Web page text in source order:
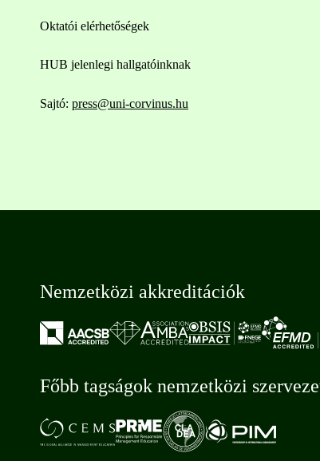
Oktatói elérhetőségek
HUB jelenlegi hallgatóinknak
Sajtó: press@uni-corvinus.hu
Nemzetközi akkreditációk
Főbb tagságok nemzetközi